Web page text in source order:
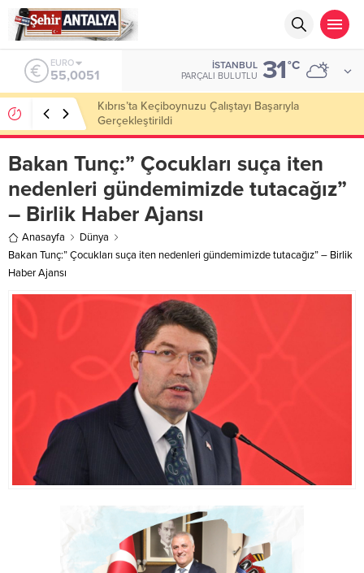
ALTIN
6.584,66
İSTANBUL
PARÇALI BULUTLU 31°C
LGS’de 500 Tam Puan, YKS’de İlk 1000 Başarısı:
Doğru Cevap Eğitim Kurumları Zirvede
Bakan Tunç:” Çocukları suça iten
nedenleri gündemimizde tutacağız”
– Birlik Haber Ajansı
Anasayfa
Dünya
Bakan Tunç:” Çocukları suça iten nedenleri gündemimizde tutacağız” – Birlik
Haber Ajansı